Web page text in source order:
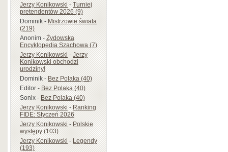
Jerzy Konikowski-Turniej
pretendentów 2026 (9)
Dominik-Mistrzowie świata
(219)
Anonim-Żydowska
Encyklopedia Szachowa (7)
Jerzy Konikowski-Jerzy
Konikowski obchodzi
urodziny!
Dominik-Bez Polaka (40)
Editor-Bez Polaka (40)
Sonix-Bez Polaka (40)
Jerzy Konikowski-Ranking
FIDE: Styczeń 2026
Jerzy Konikowski-Polskie
występy (103)
Jerzy Konikowski-Legendy
(193)